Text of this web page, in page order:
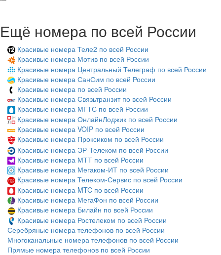
Ещё номера по всей России
Красивые номера Теле2 по всей России
Красивые номера Мотив по всей России
Красивые номера Центральный Телеграф по всей России
Красивые номера СанСим по всей России
Красивые номера по всей России
Красивые номера Связьтранзит по всей России
Красивые номера МГТС по всей России
Красивые номера ОнлайнЛоджик по всей России
Красивые номера VOIP по всей России
Красивые номера Проксиком по всей России
Красивые номера ЭР-Телеком по всей России
Красивые номера МТТ по всей России
Красивые номера Мегаком-ИТ по всей России
Красивые номера Телеком-Сервис по всей России
Красивые номера MTC по всей России
Красивые номера МегаФон по всей России
Красивые номера Билайн по всей России
Красивые номера Ростелеком по всей России
Серебряные номера телефонов по всей России
Многоканальные номера телефонов по всей России
Прямые номера телефонов по всей России